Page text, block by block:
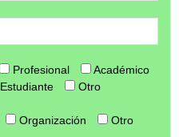
Profesional
Académico
Estudiante Otro
Organización Otro